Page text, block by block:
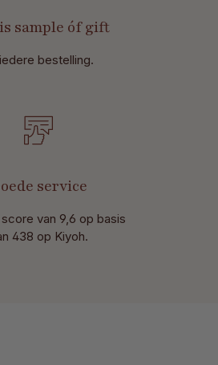
sample óf gift
bestelling.
service
van 9,6 op basis
438 op Kiyoh.